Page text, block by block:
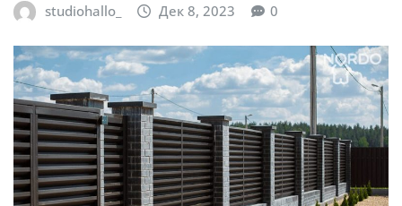
studiohallo_ Дек 8, 2023 0